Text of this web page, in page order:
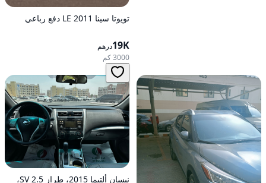
تويوتا سينا 2011 LE دفع رباعي
19Kدرهم
3000 كم
نيسان ألتيما 2015، طراز 2.5 SV،